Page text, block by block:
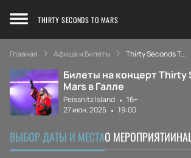
THIRTY SECONDS TO MARS
Главная Афиша и Билеты Thirty Seconds T...
Билеты на концерт Thirty
Mars в Галле
Peissnitz Island
16+
27 июн. 2025
19:00
ВЫБОР ДАТЫ И МЕСТАО МЕРОПРИЯТИИ